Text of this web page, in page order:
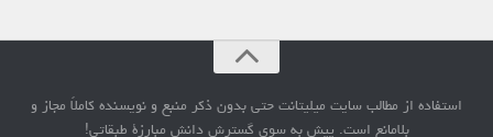
استفاده از مطالب سایت میلیتانت حتی بدون ذکر منبع و نویسنده کاملاً مجاز و
بلامانع است. پیش به سوی گسترش دانش مبارزۀ طبقاتی!